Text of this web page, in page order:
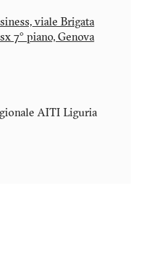
viale Brigata
7° piano, Genova
AITI Liguria